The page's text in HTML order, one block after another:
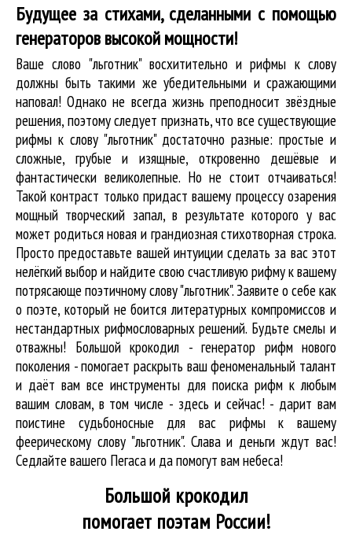
Будущее за стихами, сделанными с помощью
генераторов высокой мощности!
Ваше слово "льготник" восхитительно и рифмы к слову
должны быть такими же убедительными и сражающими
наповал! Однако не всегда жизнь преподносит звёздные
решения, поэтому следует признать, что все существующие
рифмы к слову "льготник" достаточно разные: простые и
сложные, грубые и изящные, откровенно дешёвые и
фантастически великолепные. Но не стоит отчаиваться!
Такой контраст только придаст вашему процессу озарения
мощный творческий запал, в результате которого у вас
может родиться новая и грандиозная стихотворная строка.
Просто предоставьте вашей интуиции сделать за вас этот
нелёгкий выбор и найдите свою счастливую рифму к вашему
потрясающе поэтичному слову "льготник". Заявите о себе как
о поэте, который не боится литературных компромиссов и
нестандартных рифмословарных решений. Будьте смелы и
отважны! Большой крокодил - генератор рифм нового
поколения - помогает раскрыть ваш феноменальный талант
и даёт вам все инструменты для поиска рифмк любым
вашим словам, в том числе - здесь и сейчас! - дарит вам
поистине судьбоносные для вас рифмы к вашему
феерическому слову "льготник". Слава и деньги ждут вас!
Седлайте вашего Пегаса и да помогут вам небеса!
Большой крокодил
помогает поэтам России!